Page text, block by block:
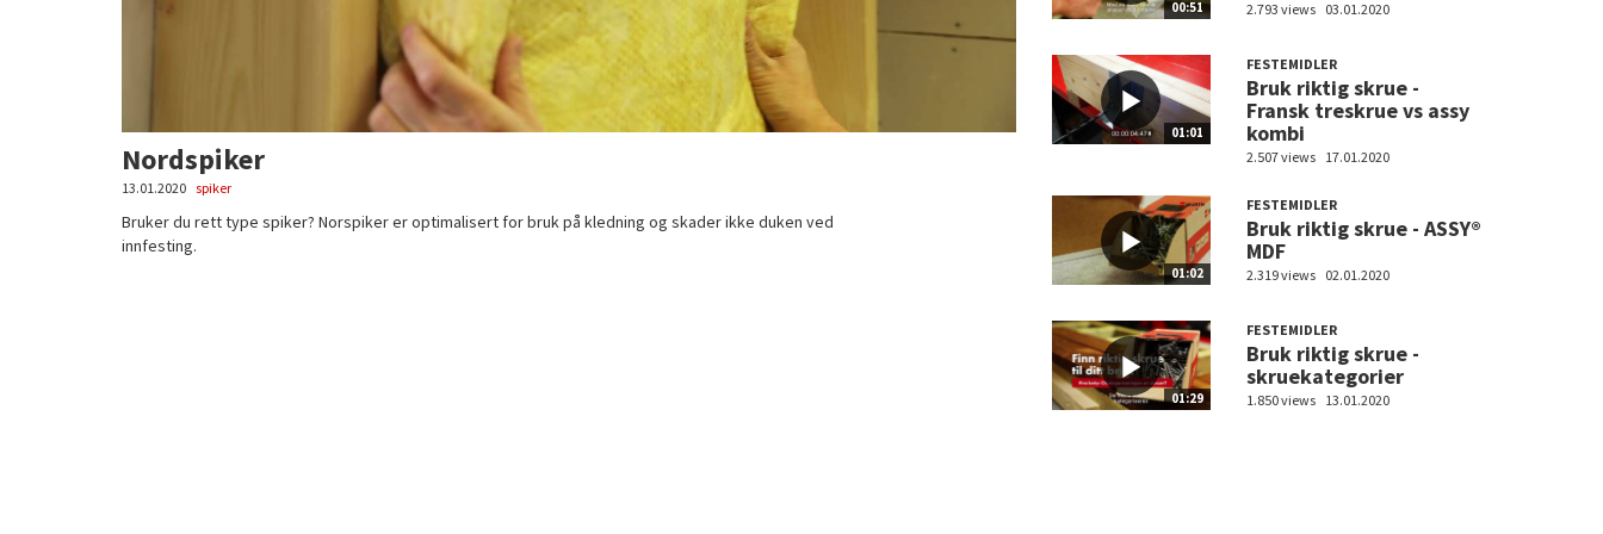
Nordspiker
13.01.2020 spiker
Bruker du rett type spiker? Norspiker er optimalisert for bruk på kledning og skader ikke duken ved
innfesting.
00:51 2.793 views 03.01.2020
01:01
FESTEMIDLER
Bruk riktig skrue -
Fransk treskrue vs assy
kombi
2.507 views 17.01.2020
01:02
FESTEMIDLER
Bruk riktig skrue - ASSY®
MDF
2.319 views 02.01.2020
01:29
FESTEMIDLER
Bruk riktig skrue -
skruekategorier
1.850 views 13.01.2020